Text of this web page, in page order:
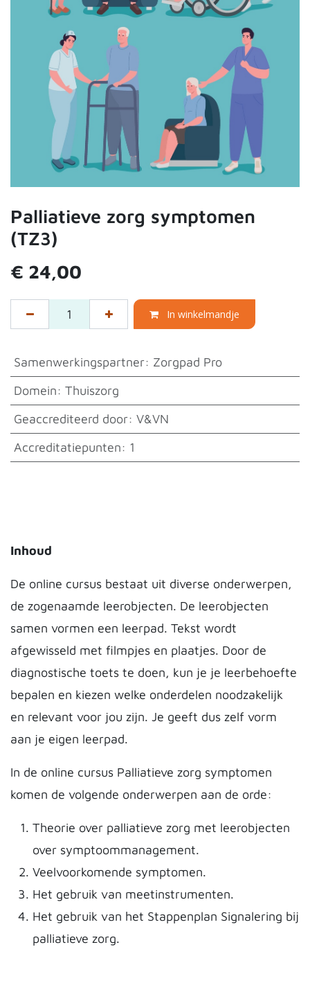
Palliatieve zorg symptomen
(TZ3)
€ 24,00
In winkelmandje
Samenwerkingspartner: Zorgpad Pro
Domein: Thuiszorg
Geaccrediteerd door: V&VN
Accreditatiepunten: 1
Inhoud
De online cursus bestaat uit diverse onderwerpen,
de zogenaamde leerobjecten. De leerobjecten
samen vormen een leerpad. Tekst wordt
afgewisseld met filmpjes en plaatjes. Door de
diagnostische toets te doen, kun je je leerbehoefte
bepalen en kiezen welke onderdelen noodzakelijk
en relevant voor jou zijn. Je geeft dus zelf vorm
aan je eigen leerpad.
In de online cursus Palliatieve zorg symptomen
komen de volgende onderwerpen aan de orde:
Theorie over palliatieve zorg met leerobjecten
over symptoommanagement.
Veelvoorkomende symptomen.
Het gebruik van meetinstrumenten.
Het gebruik van het Stappenplan Signalering bij
palliatieve zorg.